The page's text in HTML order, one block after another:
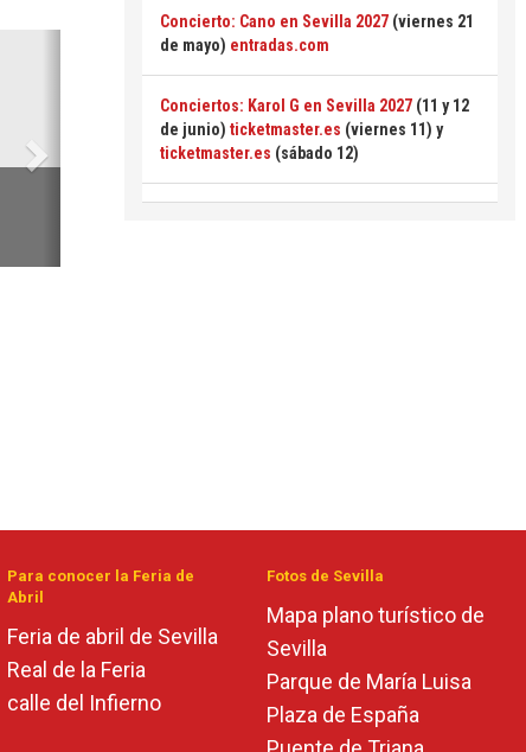
Concierto: Cano en Sevilla 2027 (viernes 21
de mayo) entradas.com
Conciertos: Karol G en Sevilla 2027 (11 y 12
de junio) ticketmaster.es (viernes 11) y
ticketmaster.es (sábado 12)
Para conocer la Feria de
Abril
Feria de abril de Sevilla
Real de la Feria
calle del Infierno
Fotos de Sevilla
Mapa plano turístico de
Sevilla
Parque de María Luisa
Plaza de España